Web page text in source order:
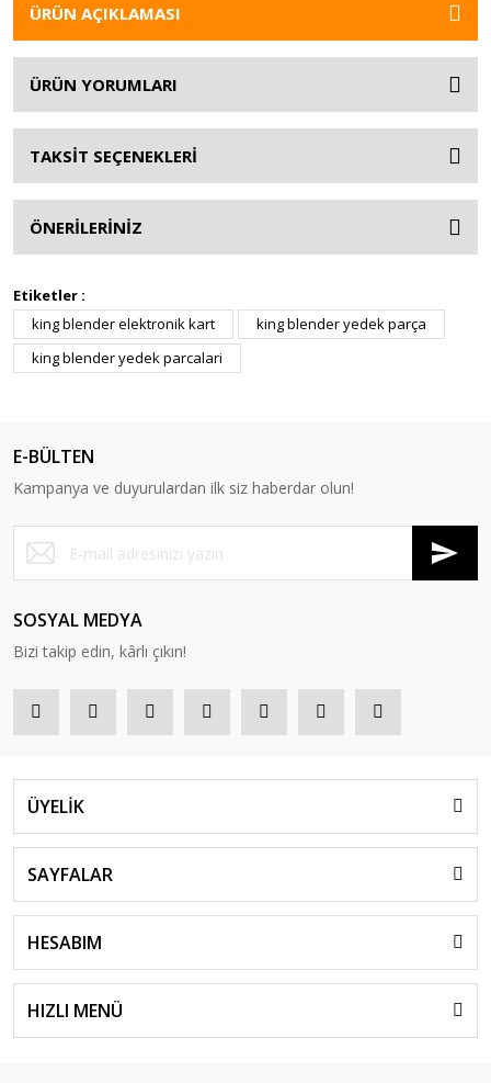
ÜRÜN AÇIKLAMASI
ÜRÜN YORUMLARI
TAKSİT SEÇENEKLERİ
ÖNERİLERİNİZ
Etiketler :
king blender elektronik kart
king blender yedek parça
king blender yedek parcalari
E-BÜLTEN
Kampanya ve duyurulardan ilk siz haberdar olun!
SOSYAL MEDYA
Bizi takip edin, kârlı çıkın!
ÜYELİK
SAYFALAR
HESABIM
HIZLI MENÜ